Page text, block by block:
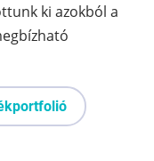
ki azokból a